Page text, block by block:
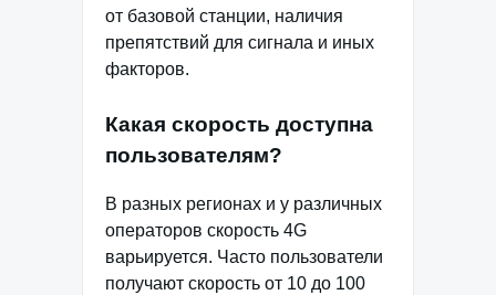
от базовой станции, наличия
препятствий для сигнала и иных
факторов.
Какая скорость доступна
пользователям?
В разных регионах и у различных
операторов скорость 4G
варьируется. Часто пользователи
получают скорость от 10 до 100